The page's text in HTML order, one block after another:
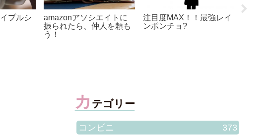
シャトレーゼ「糖質86％
カットのショートケー
キ」を食べた感想です♪
「下妻物語」元気がもら
える映画です。
１００円ショップの
カ テゴリー
コンビニ
373